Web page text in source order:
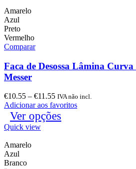
Amarelo
Azul
Preto
Vermelho
Comparar
Faca de Desossa Lâmina Curva
Messer
€10.55 – €11.55 IVA não incl.
Adicionar aos favoritos
Ver opções
Quick view
Amarelo
Azul
Branco